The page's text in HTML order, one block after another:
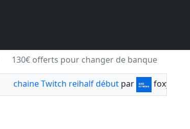
130€ offerts pour changer de banque
chaine Twitch reihalf début par foxylabnyy